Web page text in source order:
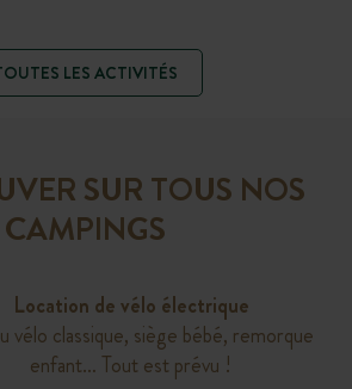
LES ACTIVITÉS
SUR TOUS NOS
CAMPINGS
Location de vélo électrique
vélo classique, siège bébé, remorque
enfant… Tout est prévu !